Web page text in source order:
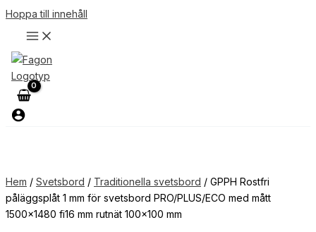
Hoppa till innehåll
Hem / Svetsbord / Traditionella svetsbord / GPPH Rostfri
påläggsplåt 1 mm för svetsbord PRO/PLUS/ECO med mått
1500×1480 fi16 mm rutnät 100×100 mm